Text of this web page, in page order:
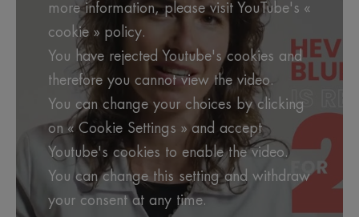
more information, please visit YouTube's «
cookie » policy.
You have rejected Youtube's cookies and
therefore you cannot view the video.
You can change your choices by clicking
on « Cookie Settings » and accept
Youtube's cookies to enable the video.
You can change this setting and withdraw
your consent at any time.